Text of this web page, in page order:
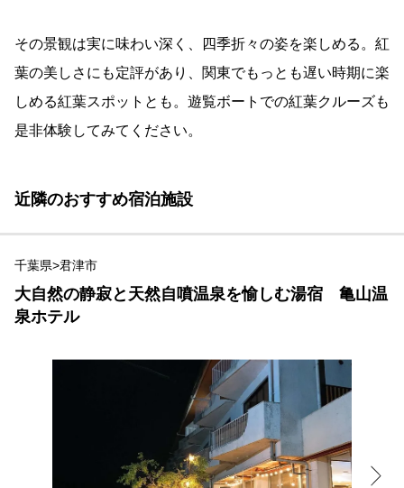
その景観は実に味わい深く、四季折々の姿を楽しめる。紅
葉の美しさにも定評があり、関東でもっとも遅い時期に楽
しめる紅葉スポットとも。遊覧ボートでの紅葉クルーズも
是非体験してみてください。
近隣のおすすめ宿泊施設
千葉県>君津市
大自然の静寂と天然自噴温泉を愉しむ湯宿 亀山温
泉ホテル